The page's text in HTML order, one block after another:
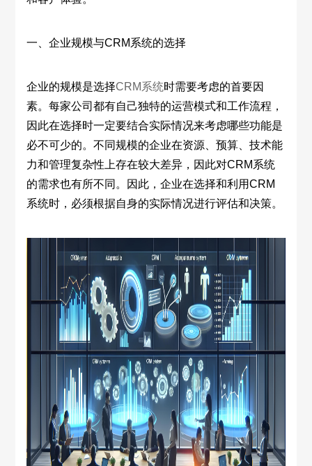
一、企业规模与CRM系统的选择
企业的规模是选择CRM系统时需要考虑的首要因
素。每家公司都有自己独特的运营模式和工作流程，
因此在选择时一定要结合实际情况来考虑哪些功能是
必不可少的。不同规模的企业在资源、预算、技术能
力和管理复杂性上存在较大差异，因此对CRM系统
的需求也有所不同。因此，企业在选择和利用CRM
系统时，必须根据自身的实际情况进行评估和决策。